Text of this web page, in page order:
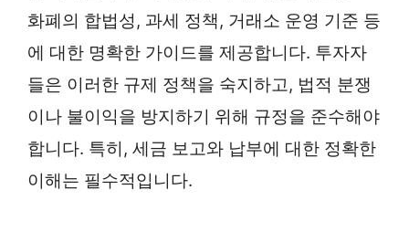
화폐의 합법성, 과세 정책, 거래소 운영 기준 등
에 대한 명확한 가이드를 제공합니다. 투자자
들은 이러한 규제 정책을 숙지하고, 법적 분쟁
이나 불이익을 방지하기 위해 규정을 준수해야
합니다. 특히, 세금 보고와 납부에 대한 정확한
이해는 필수적입니다.